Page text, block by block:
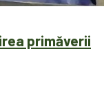
primăverii